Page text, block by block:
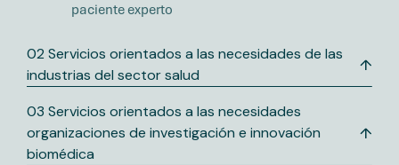
paciente experto
02 Servicios orientados a las necesidades de las
industrias del sector salud
03 Servicios orientados a las necesidades
organizaciones de investigación e innovación
biomédica